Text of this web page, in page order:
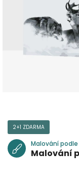
2+1 ZDARMA
Malování
Malování